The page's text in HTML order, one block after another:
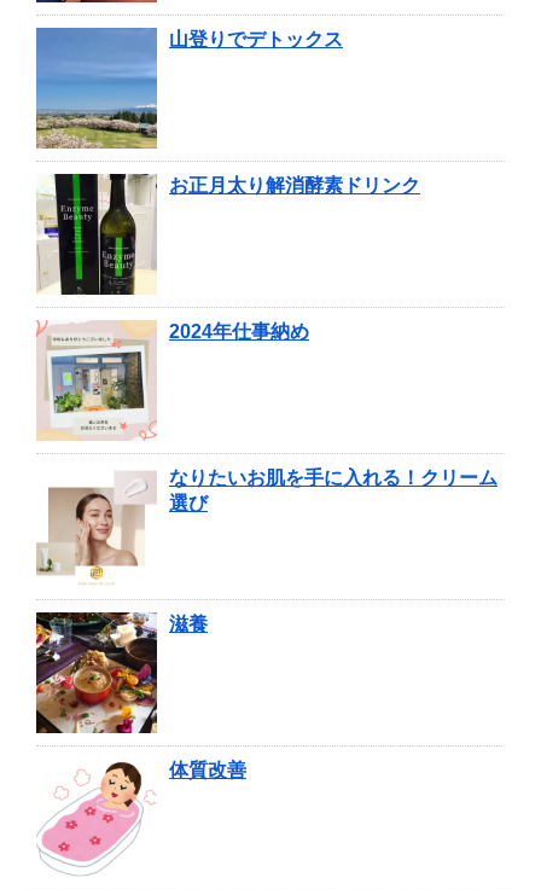
山登りでデトックス
お正月太り解消酵素ドリンク
2024年仕事納め
なりたいお肌を手に入れる！クリーム
選び
滋養
体質改善